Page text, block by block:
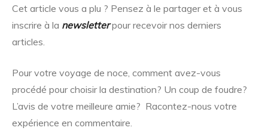
Cet article vous a plu ? Pensez à le partager et à vous
inscrire à la newsletterpour recevoir nos derniers
articles.
Pour votre voyage de noce, comment avez-vous
procédé pour choisir la destination? Un coup de foudre?
L’avis de votre meilleure amie? Racontez-nous votre
expérience en commentaire.